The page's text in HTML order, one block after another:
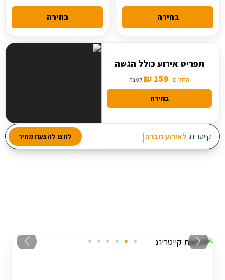
מנה עיקרית בסיסית
בחירה
מנה עיקרית מורחבת
בחירה
מבחר עשיר של סלטים
תפריט אירוע כולל הגשה
החל מ- 159 ₪ למנה
בחירה
קייטרינג לאירוע חברה לחצו להצעת מחיר